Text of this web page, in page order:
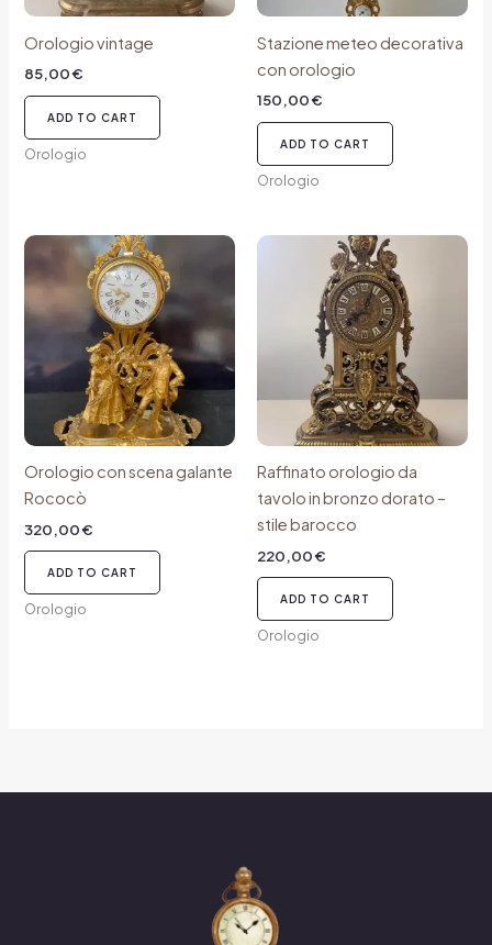
Orologio vintage
85,00€
ADD TO CART
Orologio
Stazione meteo decorativa
con orologio
150,00€
ADD TO CART
Orologio
Orologio con scena galante
Rococò
320,00€
ADD TO CART
Orologio
Raffinato orologio da
tavolo in bronzo dorato –
stile barocco
220,00€
ADD TO CART
Orologio